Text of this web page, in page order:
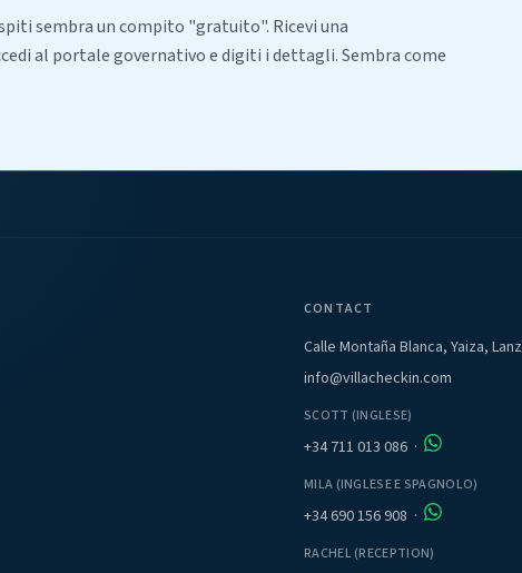
sembra un compito "gratuito". Ricevi una
al portale governativo e digiti i dettagli. Sembra come
CONTACT
Calle Montaña Blanca, Yaiza,
info@villacheckin.com
SCOTT (INGLESE)
+34 711 013 086 ·
MILA (INGLESE E SPAGNOLO)
+34 690 156 908 ·
RACHEL (RECEPTION)